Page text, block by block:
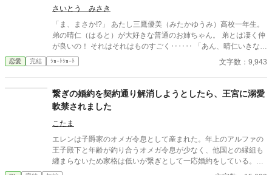
さいとう みさき
「ま、まさか!?」 あたし三鷹優美（みたかゆうみ）高校一年生。
弟の晴仁（はると）が大好きな普通のお姉ちゃん。 弟とは凄く仲
が良いの！ それはそれはものすごく‥‥‥ 「あん、晴仁いきなり
そんなのお口に入らないよぉ～♡」 そんな関係のあたしたち。 で
もある日トイレであたしはアレが来そうなのになかなか来ないの
お腹が出て来てる!?」 お姉ちゃんの秘密の悩みです。
恋愛 完結 ｼｮｰﾄｼｮｰﾄ 文字数：9,943
繋ぎの婚約を契約通り解消しようとしたら、王宮に溺愛
軟禁されました
こたま
エレンは子爵家のオメガ令息として産まれた。年上のアルファの
王子殿下と年齢が釣り合うオメガ令息が少なく、他国との縁組も
纏まらないため家格は低いが繋ぎとして一応婚約をしている。王
子のことは兄のように慕っており、初恋の人ではあるけれど、契